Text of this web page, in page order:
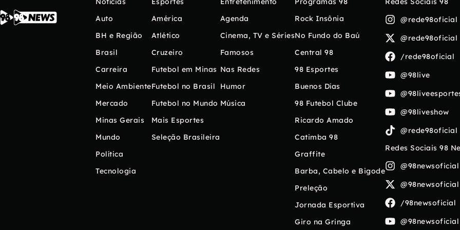
Auto
BH e Região
Brasil
Carreira
Meio Ambiente
Mercado
Minas Gerais
Mundo
Política
Tecnologia
América
Atlético
Cruzeiro
Futebol em Minas
Futebol no Brasil
Futebol no Mundo
Mais Esportes
Seleção Brasileira
Agenda
Cinema, TV e Séries
Famosos
Nas Redes
Humor
Música
Rock Insônia
No Fundo do Baú
Central 98
98 Esportes
Buenos Días
98 Futebol Clube
Ricardo Amado
Catimba 98
Graffite
Barba, Cabelo e Bigode
Preleção
Jornada Esportiva
Giro na Gringa
@rede98oficial
@rede98oficial
/rede98oficial
@98live
@98liveshow
@rede98oficial
Redes Sociais 98
@98newsoficial
@98newsoficial
/98newsoficial
@98newsoficial